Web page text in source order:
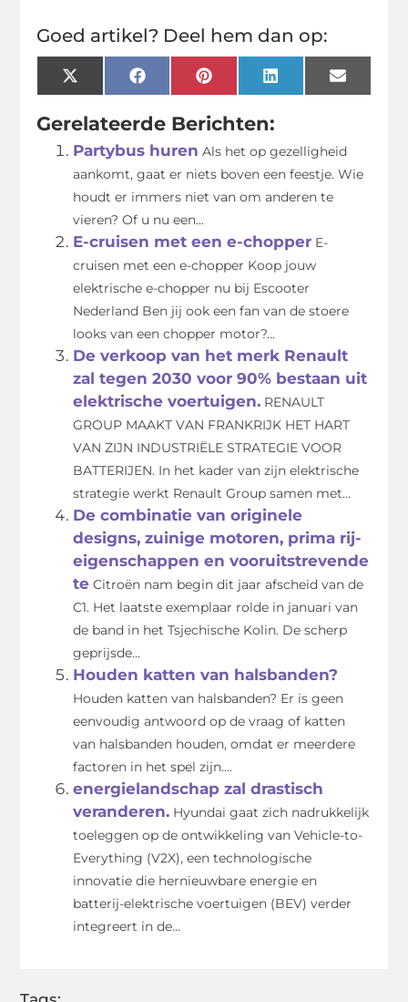
Goed artikel? Deel hem dan op:
X
(Twitter)
FacebookPinterestLinkedInEmail
Gerelateerde Berichten:
Partybus huren Als het op gezelligheid
aankomt, gaat er niets boven een feestje. Wie
houdt er immers niet van om anderen te
vieren? Of u nu een...
E-cruisen met een e-chopper E-
cruisen met een e-chopper Koop jouw
elektrische e-chopper nu bij Escooter
Nederland Ben jij ook een fan van de stoere
looks van een chopper motor?...
De verkoop van het merk Renault
zal tegen 2030 voor 90% bestaan uit
elektrische voertuigen. RENAULT
GROUP MAAKT VAN FRANKRIJK HET HART
VAN ZIJN INDUSTRIËLE STRATEGIE VOOR
BATTERIJEN. In het kader van zijn elektrische
strategie werkt Renault Group samen met...
De combinatie van originele
designs, zuinige motoren, prima rij-
eigenschappen en vooruitstrevende
te Citroën nam begin dit jaar afscheid van de
C1. Het laatste exemplaar rolde in januari van
de band in het Tsjechische Kolin. De scherp
geprijsde...
Houden katten van halsbanden?
Houden katten van halsbanden? Er is geen
eenvoudig antwoord op de vraag of katten
van halsbanden houden, omdat er meerdere
factoren in het spel zijn....
energielandschap zal drastisch
veranderen. Hyundai gaat zich nadrukkelijk
toeleggen op de ontwikkeling van Vehicle-to-
Everything (V2X), een technologische
innovatie die hernieuwbare energie en
batterij-elektrische voertuigen (BEV) verder
integreert in de...